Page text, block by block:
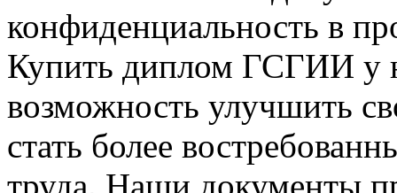
конфиденциальность в
Купить диплом ГСГИИ у
возможность улучшить
стать более
труда. Наши документы